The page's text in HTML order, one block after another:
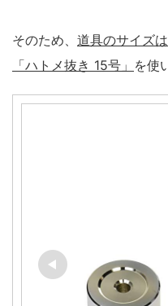
そのため、 道具のサイズ
「ハトメ抜き 15号」 を使